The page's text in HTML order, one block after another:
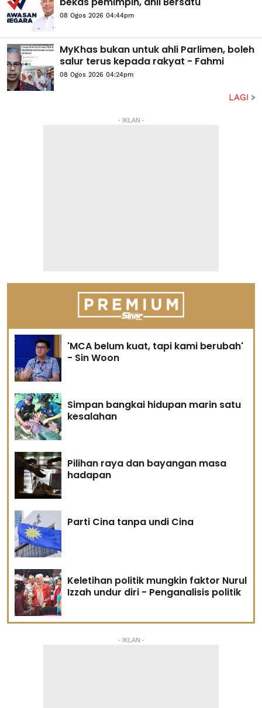
08 Ogos 2026 04:44pm
MyKhas bukan untuk ahli Parlimen, boleh
salur terus kepada rakyat - Fahmi
08 Ogos 2026 04:24pm
LAGI
- IKLAN -
'MCA belum kuat, tapi kami berubah'
- Sin Woon
Simpan bangkai hidupan marin satu
kesalahan
Pilihan raya dan bayangan masa
hadapan
Parti Cina tanpa undi Cina
Keletihan politik mungkin faktor Nurul
Izzah undur diri - Penganalisis politik
- IKLAN -